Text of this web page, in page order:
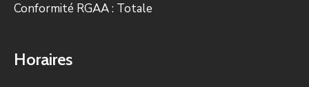
Conformité RGAA : Totale
Horaires